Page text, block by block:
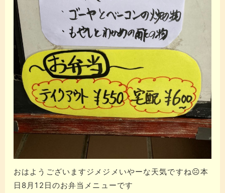
おはようございますジメジメいやーな天気ですね☹️本
日8月12日のお弁当メニューです